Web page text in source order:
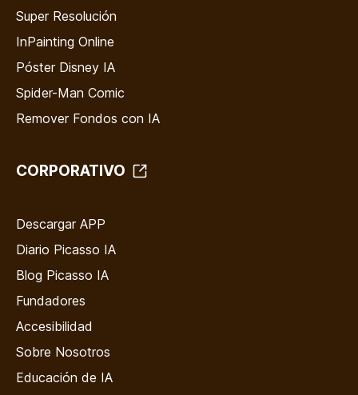
Super Resolución
InPainting Online
Póster Disney IA
Spider-Man Comic
Remover Fondos con IA
CORPORATIVO
Descargar APP
Diario Picasso IA
Blog Picasso IA
Fundadores
Accesibilidad
Sobre Nosotros
Educación de IA